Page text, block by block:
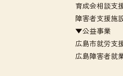
育成会相談支
障害者支援施
▼公益事業
広島市就労支
広島障害者就